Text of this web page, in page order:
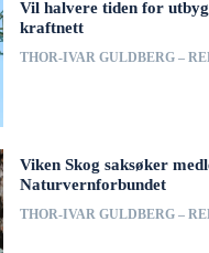
Vil halvere tiden for
kraftnett
THOR-IVAR GULDBERG –
Viken Skog saksøker
Naturvernforbundet
THOR-IVAR GULDBERG –